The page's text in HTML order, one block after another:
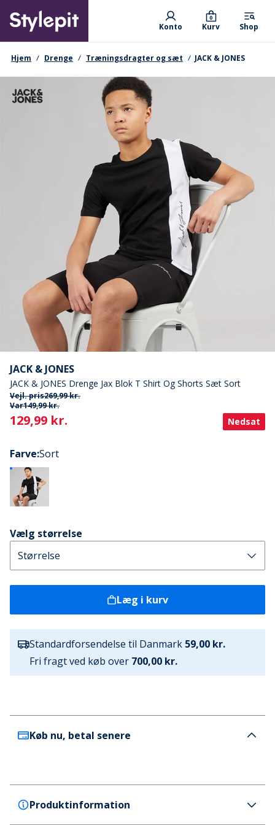
main
content
Primary departments
Konto Kurv
0
Shop
navigationssti
Hjem Drenge Træningsdragter og sæt JACK & JONES
JACK & JONES
JACK & JONES Drenge Jax Blok T Shirt Og Shorts Sæt Sort
Vejl. pris269,99 kr.
Var149,99 kr.
Current
129,99 kr. Nedsat
Farve:Sort
Vælg størrelse
Læg i kurv
Standardforsendelse til Danmark 59,00 kr.
Fri fragt ved køb over 700,00 kr.
Køb nu, betal senere
Produktinformation